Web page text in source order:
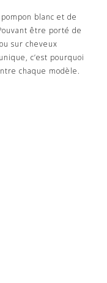
blanc et de
être porté de
sur cheveux
c’est pourquoi
chaque modèle.